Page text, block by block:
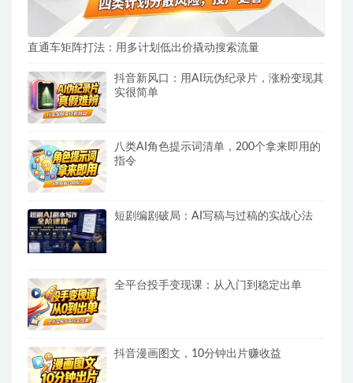
直通车矩阵打法：用多计划低出价撬动搜索流量
抖音新风口：用AI玩伪纪录片，涨粉变现其
实很简单
八类AI角色提示词清单，200个拿来即用的
指令
短剧编剧破局：AI写稿与过稿的实战心法
全平台投手变现课：从入门到稳定出单
抖音漫画图文，10分钟出片赚收益